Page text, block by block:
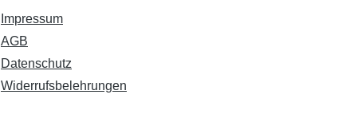
Impressum
AGB
Datenschutz
Widerrufsbelehrungen